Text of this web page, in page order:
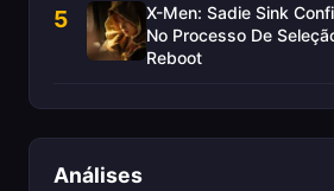
5
X-Men: Sadie Sink
No Processo De
Reboot
Análises